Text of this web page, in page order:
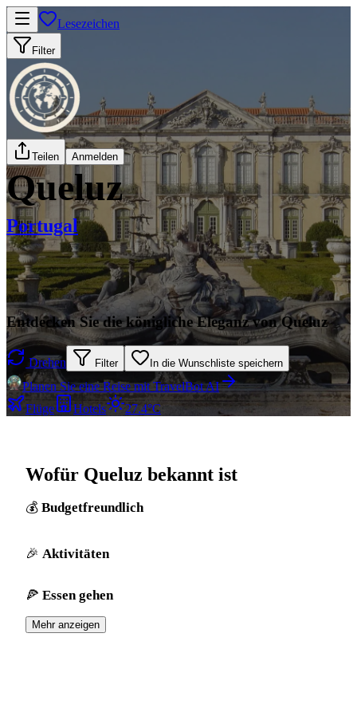
Lesezeichen
Filter
Teilen Anmelden
Queluz
Portugal
Entdecken Sie die königliche Eleganz von Queluz
Drehen Filter In die Wunschliste speichern
Planen Sie eine Reise mit TravelBot AI
Flüge
Hotels 27.4°C
Wofür Queluz bekannt ist
Budgetfreundlich
Aktivitäten
Essen gehen
Mehr anzeigen